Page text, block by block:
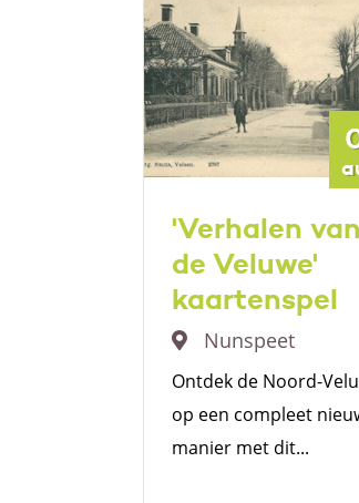
'Verhalen van
de Veluwe'
kaartenspel
Nunspeet
Ontdek de Noord-
op een compleet
manier met dit...